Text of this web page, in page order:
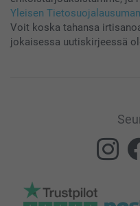
Yleisen
Voit koska tahansa
jokaisessa uutiskirjeessä